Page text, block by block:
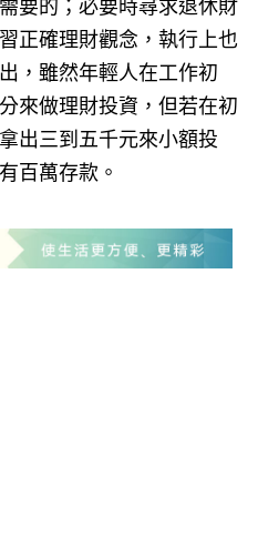
要的；必要時尋求退休財
正確理財觀念，執行上也
，雖然年輕人在工作初
來做理財投資，但若在初
出三到五千元來小額投
百萬存款。